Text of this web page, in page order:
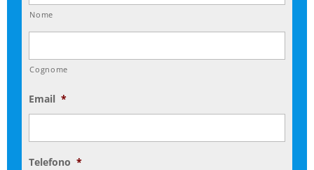
Nome
Cognome
Email *
Telefono *